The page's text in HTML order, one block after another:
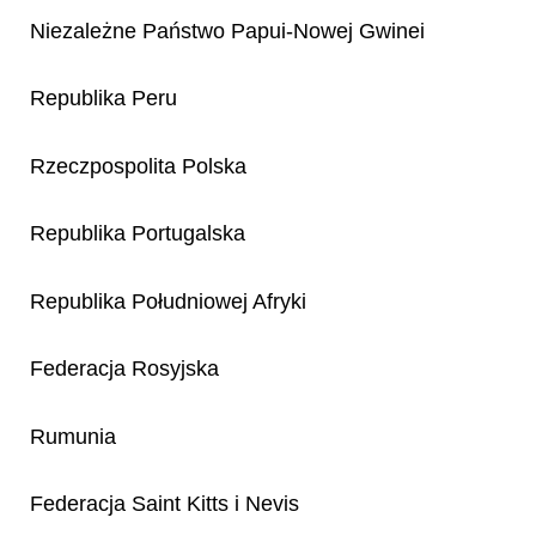
Niezależne Państwo Papui-Nowej Gwinei
Republika Peru
Rzeczpospolita Polska
Republika Portugalska
Republika Południowej Afryki
Federacja Rosyjska
Rumunia
Federacja Saint Kitts i Nevis